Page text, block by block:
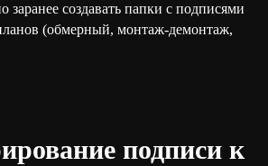
создавать папки с подписями
(обмерный, монтаж-демонтаж,
подписи к